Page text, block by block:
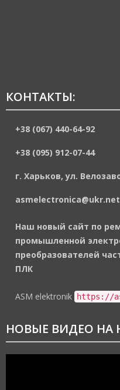
КОНТАКТЫ:
+38 (067) 440-64-92
+38 (095) 912-07-44
г. Харьков, ул.
asmelectronica@ukr.net
Наш новый сайт по
промышленной
преобразователей
ПЛК
ASM elektronik https://
НОВЫЕ ВИДЕО НА